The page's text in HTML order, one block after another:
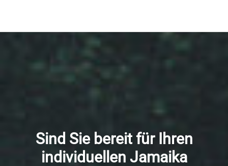
Sind Sie bereit für Ihren
individuellen Jamaika